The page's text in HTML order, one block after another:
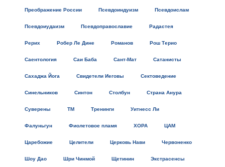
Преображение России Псевдоиндуизм Псевдоислам
Псевдоиудаизм Псевдоправославие Радастея
Рерих Робер Ле Дине Романов Рош Терио
Саентология Саи Баба Сант-Мат Сатанисты
Сахаджа Йога Свидетели Иеговы Сектоведение
Синельников Синтон Столбун Страна Анура
Суверены ТМ Тренинги Уитнесс Ли
Фалуньгун Фиолетовое пламя ХОРА ЦАМ
Царебожие Целители Церковь Нави Червоненко
Шоу Дао Шри Чинмой Щетинин Экстрасенсы